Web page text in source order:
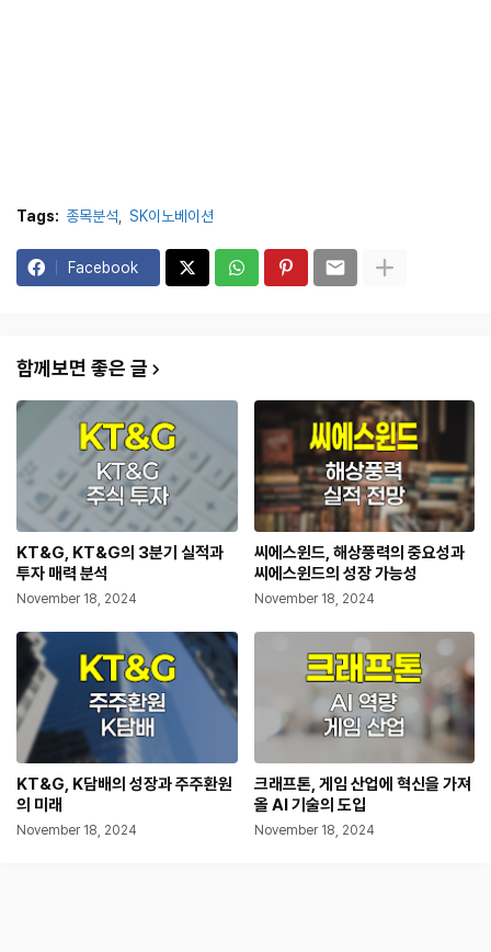
Tags: 종목분석 SK이노베이션
Facebook
함께보면 좋은 글
KT&G, KT&G의 3분기 실적과
투자 매력 분석
November 18, 2024
씨에스윈드, 해상풍력의 중요성과
씨에스윈드의 성장 가능성
November 18, 2024
KT&G, K담배의 성장과 주주환원
의 미래
November 18, 2024
크래프톤, 게임 산업에 혁신을 가져
올 AI 기술의 도입
November 18, 2024